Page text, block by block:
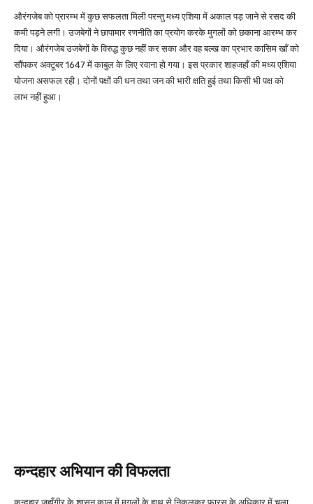
औरंगजेब को प्रारम्भ में कुछ सफलता मिली परन्तु मध्य एशिया में अकाल पड़ जाने से रसद की
कमी पड़ने लगी। उजबेगों ने छापामार रणनीति का प्रयोग करके मुगलों को छकाना आरम्भ कर
दिया। औरंगजेब उजबेगों के विरुद्ध कुछ नहीं कर सका और वह बल्ख का प्रभार कासिम खाँ को
सौंपकर अक्टूबर 1647 में काबुल के लिए रवाना हो गया। इस प्रकार शाहजहाँ की मध्य एशिया
योजना असफल रही। दोनों पक्षों की धन तथा जन की भारी क्षति हुई तथा किसी भी पक्ष को
लाभ नहीं हुआ।
कन्दहार अभियान की विफलता